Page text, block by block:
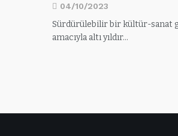
04/10/2023
Sürdürülebilir bir kültür-sanat
amacıyla altı yıldır…